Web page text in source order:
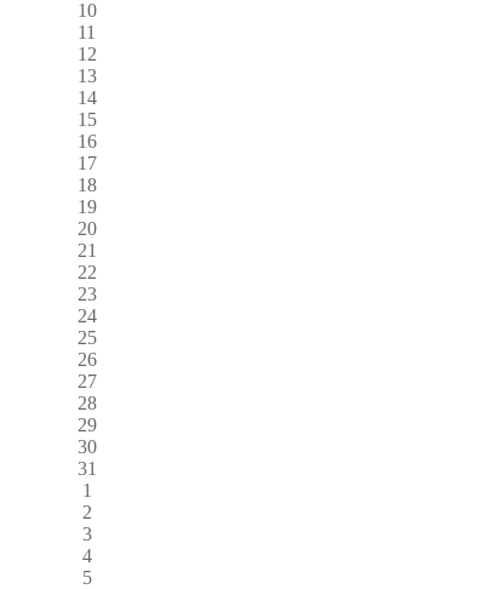
10
11
12
13
14
15
16
17
18
19
20
21
22
23
24
25
26
27
28
29
30
31
1
2
3
4
5